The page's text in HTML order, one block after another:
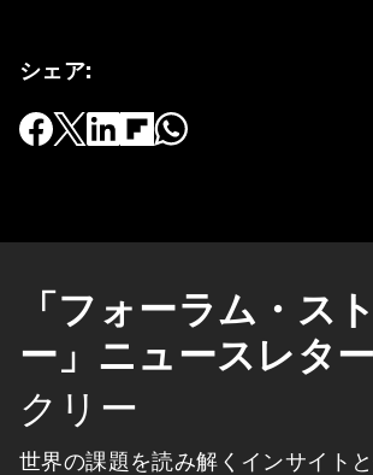
シェア:
「フォーラム・ス
ー」ニュースレター
クリー
世界の課題を読み解くインサイト